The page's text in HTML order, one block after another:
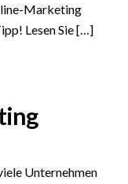
Marketing
Lesen Sie […]
Unternehmen